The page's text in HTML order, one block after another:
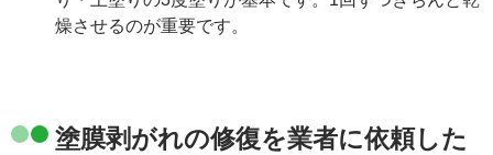
燥させるのが重要です。
塗膜剥がれの修復を業者に依頼した